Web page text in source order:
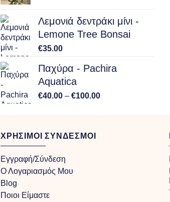
Λεμονιά δεντράκι μίνι -
Lemone Tree Bonsai
€35.00
Παχύρα - Pachira
Aquatica
€40.00 – €100.00Price
€40.00
ΧΡΗΣΙΜΟΙ ΣΥΝΔΕΣΜΟΙ
Εγγραφή/Σύνδεση
Ο Λογαριασμός Μου
Blog
Ποιοι Είμαστε